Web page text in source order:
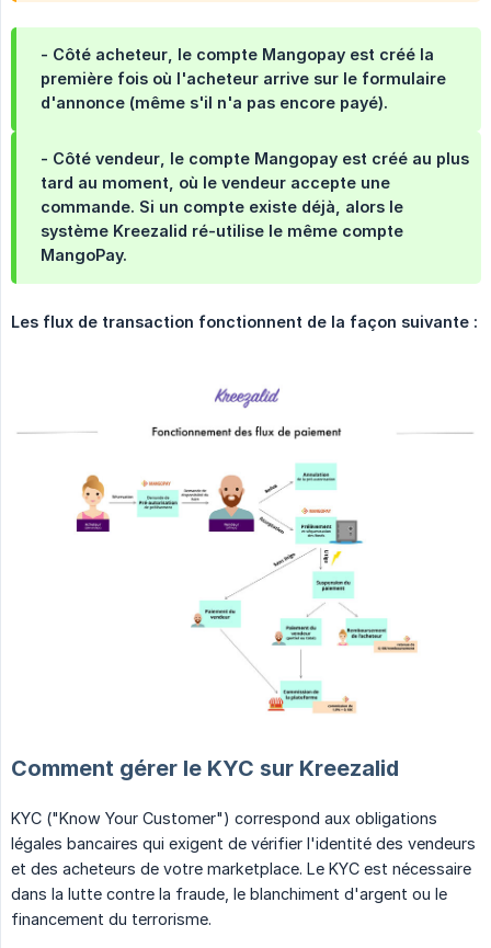
- Côté acheteur , le compte Mangopay est créé la
première fois où l'acheteur arrive sur le formulaire
d'annonce (même s'il n'a pas encore payé).
- Côté vendeur , le compte Mangopay est créé au plus
tard au moment, où le vendeur accepte une
commande. Si un compte existe déjà, alors le
système Kreezalid ré-utilise le même compte
MangoPay.
Les flux de transaction fonctionnent de la façon suivante :
Comment gérer le KYC sur Kreezalid
KYC ("Know Your Customer") correspond aux obligations
légales bancaires qui exigent de vérifier l'identité des vendeurs
et des acheteurs de votre marketplace. Le KYC est nécessaire
dans la lutte contre la fraude, le blanchiment d'argent ou le
financement du terrorisme.